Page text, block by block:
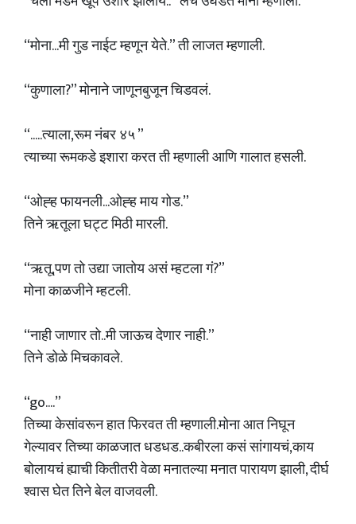
“मोना...मी गुड नाईट म्हणून येते.” ती लाजत म्हणाली.
“कुणाला?” मोनाने जाणूनबुजून चिडवलं.
“.....त्याला,रूम नंबर ४५ ”
त्याच्या रूमकडे इशारा करत ती म्हणाली आणि गालात हसली.
“ओह्ह फायनली...ओह्ह माय गोड.”
तिने ऋतूला घट्ट मिठी मारली.
“ऋतू,पण तो उद्या जातोय असं म्हटला गं?”
मोना काळजीने म्हटली.
“नाही जाणार तो..मी जाऊच देणार नाही.”
तिने डोळे मिचकावले.
“go....”
तिच्या केसांवरून हात फिरवत ती म्हणाली.मोना आत निघून
गेल्यावर तिच्या काळजात धडधड..कबीरला कसं सांगायचं,काय
बोलायचं ह्याची कितीतरी वेळा मनातल्या मनात पारायण झाली, दीर्घ
श्वास घेत तिने बेल वाजवली.